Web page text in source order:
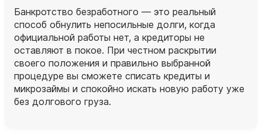
Банкротство безработного — это реальный
способ обнулить непосильные долги, когда
официальной работы нет, а кредиторы не
оставляют в покое. При честном раскрытии
своего положения и правильно выбранной
процедуре вы сможете списать кредиты и
микрозаймы и спокойно искать новую работу уже
без долгового груза.